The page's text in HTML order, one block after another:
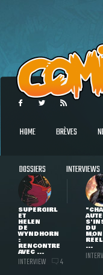
HOME BRÈVES
DOSSIERS INTERVIEWS
SUPERGIRL
ET
HELEN
DE
WYNDHORN
:
RENCONTRE
AVEC ...
INTERVIEW 4
DU
...